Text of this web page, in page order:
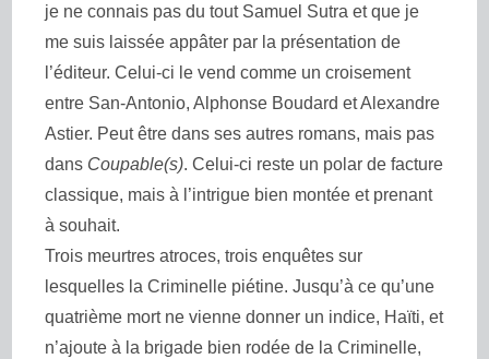
je ne connais pas du tout Samuel Sutra et que je
me suis laissée appâter par la présentation de
l’éditeur. Celui-ci le vend comme un croisement
entre San-Antonio, Alphonse Boudard et Alexandre
Astier. Peut être dans ses autres romans, mais pas
dans Coupable(s). Celui-ci reste un polar de facture
classique, mais à l’intrigue bien montée et prenant
à souhait.
Trois meurtres atroces, trois enquêtes sur
lesquelles la Criminelle piétine. Jusqu’à ce qu’une
quatrième mort ne vienne donner un indice, Haïti, et
n’ajoute à la brigade bien rodée de la Criminelle,